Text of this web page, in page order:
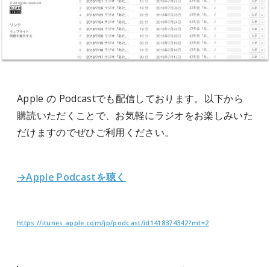
Apple の Podcastでも配信しております。以下から
購読いただくことで、お気軽にラジオをお楽しみいた
だけますのでぜひご利用ください。
→Apple Podcastを聴く
https://itunes.apple.com/jp/podcast/id1418374342?mt=2